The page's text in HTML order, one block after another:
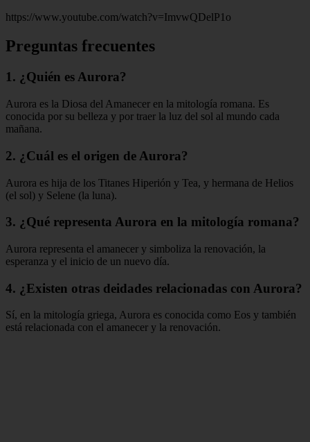
https://www.youtube.com/watch?v=ImvwQDelP1o
Preguntas frecuentes
1. ¿Quién es Aurora?
Aurora es la Diosa del Amanecer en la mitología romana. Es
conocida por su belleza y por traer la luz del sol al mundo cada
mañana.
2. ¿Cuál es el origen de Aurora?
Aurora es hija de los Titanes Hiperión y Tea, y hermana de Helios
(el sol) y Selene (la luna).
3. ¿Qué representa Aurora en la mitología romana?
Aurora representa el amanecer y simboliza la renovación, la
esperanza y el inicio de un nuevo día.
4. ¿Existen otras deidades relacionadas con Aurora?
Sí, en la mitología griega, Aurora es conocida como Eos y también
está relacionada con el amanecer y la renovación.